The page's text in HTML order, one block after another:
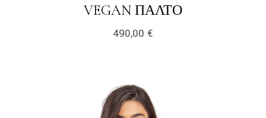
VEGAN ΠΑΛΤΌLINK
490,00 €